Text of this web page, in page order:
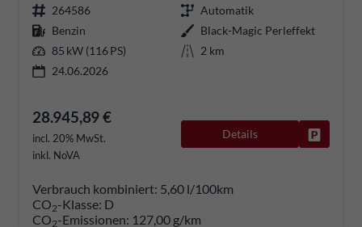
264586
Automatik
Benzin
Black-Magic Perleffekt
85 kW (116 PS)
2 km
24.06.2026
28.945,89 €
incl. 20% MwSt.
inkl. NoVA
Details
Verbrauch kombiniert: 5,60 l/100km
CO2-Klasse: D
CO2-Emissionen: 127,00 g/km